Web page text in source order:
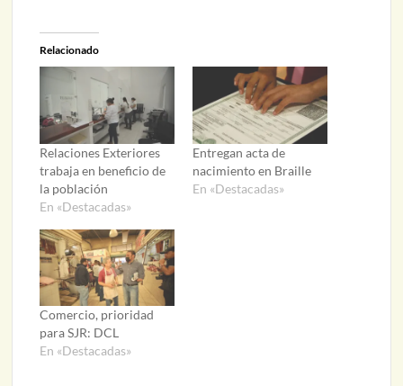
Relacionado
Relaciones Exteriores
trabaja en beneficio de
la población
En «Destacadas»
Entregan acta de
nacimiento en Braille
En «Destacadas»
Comercio, prioridad
para SJR: DCL
En «Destacadas»